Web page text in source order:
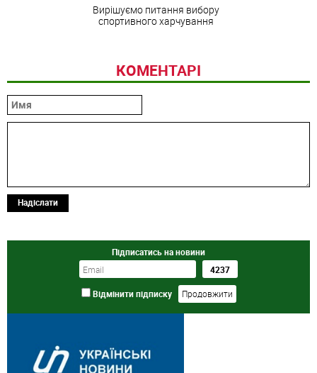
Вирішуємо питання вибору
спортивного харчування
КОМЕНТАРІ
Надіслати
Підписатись на новини
Відмінити підписку